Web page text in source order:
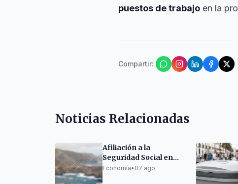
puestos de trabajo en la
Compartir:
Noticias Relacionadas
Afiliación a la
Seguridad Social en
Canarias: Ligero
Economía• 07 ago